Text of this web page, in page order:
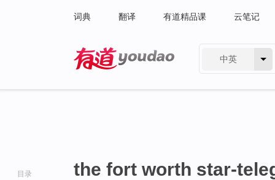
词典 翻译 有道精品课 云笔记
中英
目录 the fort worth star-